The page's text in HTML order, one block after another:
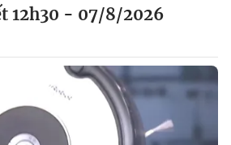
12h30 - 07/8/2026